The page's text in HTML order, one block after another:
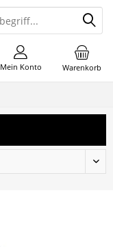
Warenkorb
Mein Konto